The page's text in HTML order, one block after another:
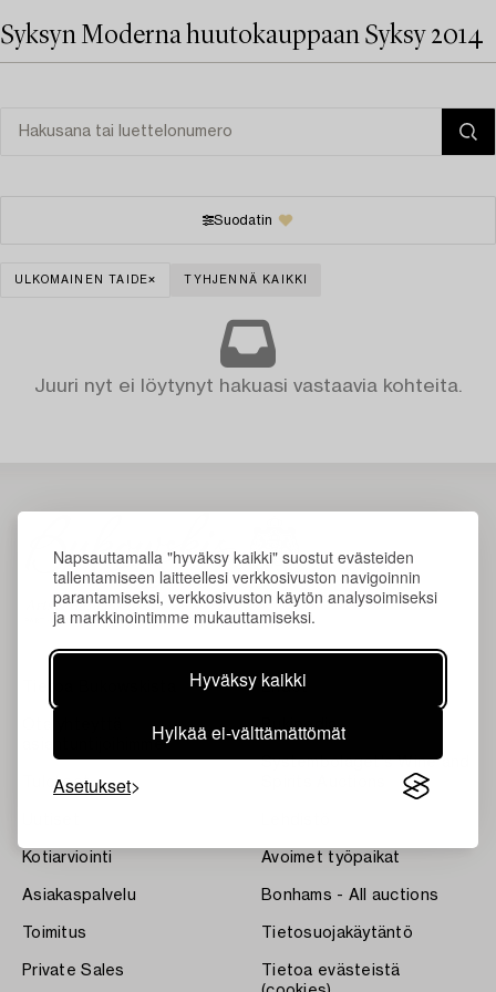
Napsauttamalla "hyväksy kaikki" suostut evästeiden
tallentamiseen laitteellesi verkkosivuston navigoinnin
parantamiseksi, verkkosivuston käytön analysoimiseksi
ja markkinointimme mukauttamiseksi.
Hyväksy kaikki
Hylkää ei-välttämättömät
Asetukset
Syksyn Moderna huutokauppaan Syksy 2014
Suodatin
ULKOMAINEN TAIDE TYHJENNÄ KAIKKI
Juuri nyt ei löytynyt hakuasi vastaavia kohteita.
Tulokset
Kotiarviointi
Asiakaspalvelu
Toimitus
Private Sales
Ehdot
Bukipedia
Systembolaget's Wine and
Avoimet työpaikat
Bonhams - All auctions
Tietosuojakäytäntö
Tietoa evästeistä